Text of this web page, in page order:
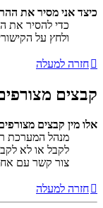
כיצד אני מסיר את
כדי להסיר את
ולחץ על
חזרה למעלה
קבצים
אלו מין קבצים
מנהל המערכת
לקבל או לא
צור קשר עם
חזרה למעלה